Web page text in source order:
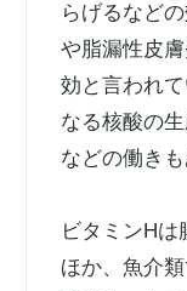
らげるなど
や脂漏性皮
効と言われ
なる核酸の
などの働きも
ビタミンHは
ほか、魚介